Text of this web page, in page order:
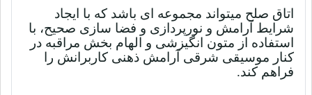
اتاق صلح میتواند مجموعه ای باشد که با ایجاد
شرایط آرامش و نورپردازی و فضا سازی صحیح، با
استفاده از متون انگیزشی و الهام بخش مراقبه در
کنار موسیقی شرقی آرامش ذهنی کاربرانش را
فراهم کند.